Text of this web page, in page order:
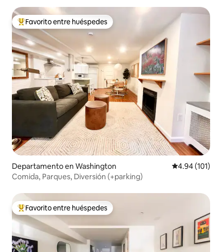
De los mejores en Favorito entre huéspedes
Favorito entre huéspedes
Departamento en Washington Calificación
4.94 (101)
Comida, Parques, Diversión (+parking)
De los mejores en Favorito entre huéspedes
Favorito entre huéspedes